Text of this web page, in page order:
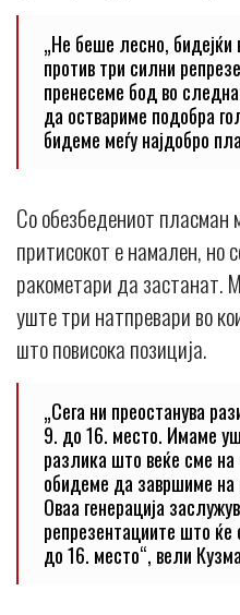
„Не беше лесно, бидејќи
против три силни
пренесеме бод во
да оствариме подобра
бидеме меѓу најдобро
Со обезбедениот пласман
притисокот е намален, но
ракометари да застанат.
уште три натпревари во
што повисока позиција.
„Сега ни преостанува
9. до 16. место. Имаме
разлика што веќе сме
обидеме да завршиме на
Оваа генерација
репрезентациите што
до 16. место“, вели